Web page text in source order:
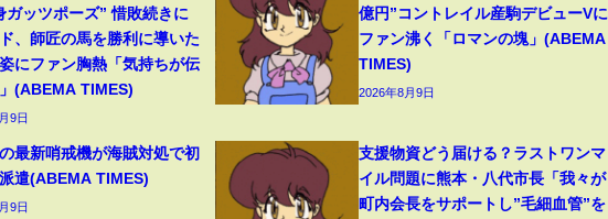
ガッツポーズ” 惜敗続きに
、師匠の馬を勝利に導いた
にファン胸熱「気持ちが伝
(ABEMA TIMES)
9日
億円”コントレイル産駒デビューVに
ファン沸く「ロマンの塊」(ABEMA
TIMES)
2026年8月9日
最新哨戒機が海賊対処で初
遣(ABEMA TIMES)
9日
支援物資どう届ける？ラストワンマ
イル問題に熊本・八代市長「我々が
町内会長をサポートし”毛細血管”を